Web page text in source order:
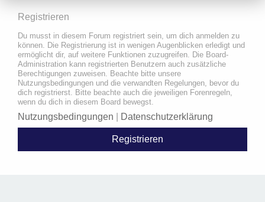
Registrieren
Du musst in diesem Forum registriert sein, um dich anmelden zu
können. Die Registrierung ist in wenigen Augenblicken erledigt und
ermöglicht dir, auf weitere Funktionen zuzugreifen. Die Board-
Administration kann registrierten Benutzern auch zusätzliche
Berechtigungen zuweisen. Beachte bitte unsere
Nutzungsbedingungen und die verwandten Regelungen, bevor du
dich registrierst. Bitte beachte auch die jeweiligen Forenregeln,
wenn du dich in diesem Board bewegst.
Nutzungsbedingungen Datenschutzerklärung
Registrieren